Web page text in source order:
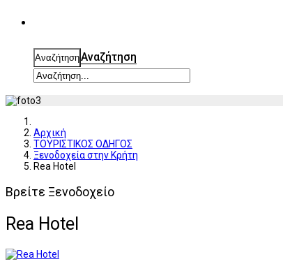
ΑναζήτησηΑναζήτηση
Αρχική
ΤΟΥΡΙΣΤΙΚΟΣ ΟΔΗΓΟΣ
Ξενοδοχεία στην Κρήτη
Rea Hotel
Βρείτε Ξενοδοχείο
Rea Hotel